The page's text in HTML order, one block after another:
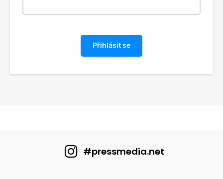
Přihlásit se
#pressmedia.net